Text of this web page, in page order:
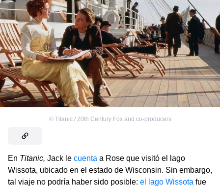
© Titanic / 20th Century Fox and co-producers
En Titanic, Jack le cuenta a Rose que visitó el lago
Wissota, ubicado en el estado de Wisconsin. Sin embargo,
tal viaje no podría haber sido posible: el lago Wissota fue